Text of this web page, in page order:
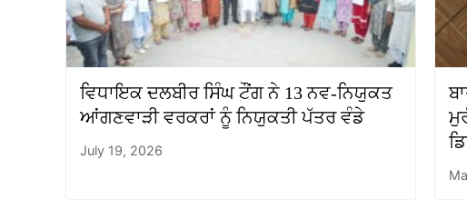
ਵਿਧਾਇਕ ਦਲਬੀਰ ਸਿੰਘ ਟੌਂਗ ਨੇ 13 ਨਵ-ਨਿਯੁਕਤ
ਆਂਗਣਵਾੜੀ ਵਰਕਰਾਂ ਨੂੰ ਨਿਯੁਕਤੀ ਪੱਤਰ ਵੰਡੇ
July 19, 2026